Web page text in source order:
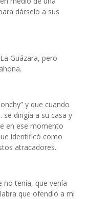
dárselo a sus
Guázara, pero
y que cuando
se dirigía a su casa y
en ese momento
identificó como
atracadores.
no tenía, que venía
que ofendió a mi